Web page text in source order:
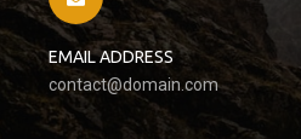
EMAIL ADDRESS
contact@domain.com